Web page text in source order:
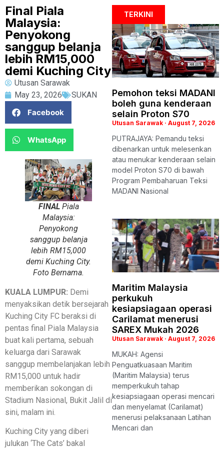
Final Piala
Malaysia:
Penyokong
sanggup belanja
lebih RM15,000
demi Kuching City
Utusan Sarawak
May 23, 2026
SUKAN
Facebook
WhatsApp
FINALPiala
Malaysia:
Penyokong
sanggup belanja
lebih RM15,000
demi Kuching City.
Foto Bernama.
KUALA LUMPUR: Demi
menyaksikan detik bersejarah
Kuching City FC beraksi di
pentas final Piala Malaysia
buat kali pertama, sebuah
keluarga dari Sarawak
sanggup membelanjakan lebih
RM15,000 untuk hadir
memberikan sokongan di
Stadium Nasional, Bukit Jalil di
sini, malam ini.
Kuching City yang diberi
julukan ‘The Cats’ bakal
TERKINI
Pemohon teksi MADANI
boleh guna kenderaan
selain Proton S70
Utusan Sarawak August 7, 2026
PUTRAJAYA: Pemandu teksi
dibenarkan untuk melesenkan
atau menukar kenderaan selain
model Proton S70 di bawah
Program Pembaharuan Teksi
MADANI Nasional
Maritim Malaysia
perkukuh
kesiapsiagaan operasi
Carilamat menerusi
SAREX Mukah 2026
Utusan Sarawak August 7, 2026
MUKAH: Agensi
Penguatkuasaan Maritim
(Maritim Malaysia) terus
memperkukuh tahap
kesiapsiagaan operasi mencari
dan menyelamat (Carilamat)
menerusi pelaksanaan Latihan
Mencari dan